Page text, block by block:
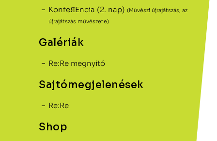
KonfeЯEncia (2. nap) (Művészi újrajátszás, az
újrajátszás művészete)
Galériák
Re:Re megnyitó
Sajtómegjelenések
Re:Re
Shop